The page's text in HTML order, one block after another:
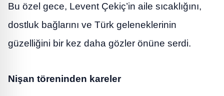
Bu özel gece, Levent Çekiç’in aile sıcaklığını,
dostluk bağlarını ve Türk geleneklerinin
güzelliğini bir kez daha gözler önüne serdi.
Nişan töreninden kareler